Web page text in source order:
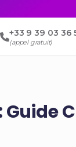
+33 9 39 03 36
(appel gratuit)
Guide